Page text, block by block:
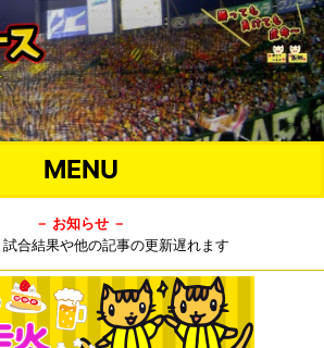
MENU
－ お知らせ －
試合結果や他の記事の更新遅れます